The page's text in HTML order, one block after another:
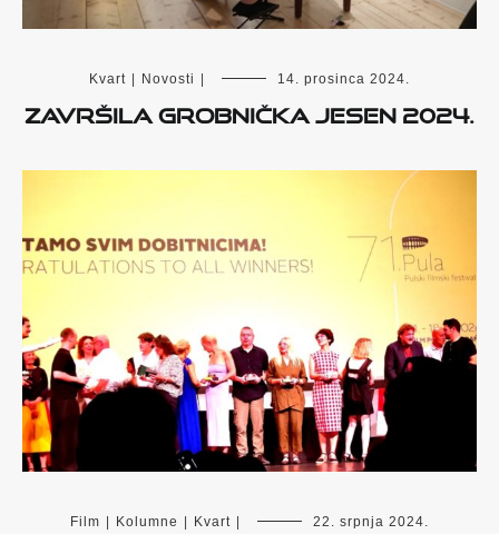
Kvart | Novosti | 14. prosinca 2024.
Završila Grobnička jesen 2024.
Film Kolumne Kvart 22. srpnja 2024.